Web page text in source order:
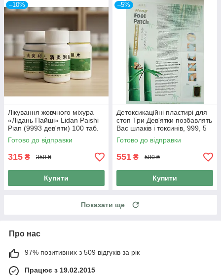
–10%
Лікування жовчного міхура
«Лідань Пайші» Lidan Paishi
Pian (9993 дев'яти) 100 таб.
Готово до відправки
315 ₴ 350 ₴
Купити
–5%
Детоксикаційні пластирі для
стоп Три Дев'ятки позбавлять
Вас шлаків і токсинів, 999, 5
пар 10 шт.
Готово до відправки
551 ₴ 580 ₴
Купити
Показати ще
Про нас
97% позитивних з 509 відгуків за рік
Працює з 19.02.2015